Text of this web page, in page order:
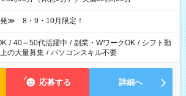
≫ 8・9・10月限定！
/ 40～50代活躍中 / 副業・WワークOK / シフト勤
の大量募集 / パソコンスキル不要
応募する 詳細へ